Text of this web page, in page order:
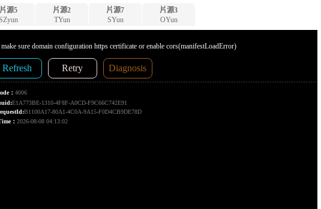
片源5
片源2
TYun
片源7
SYun
片源3
OYun